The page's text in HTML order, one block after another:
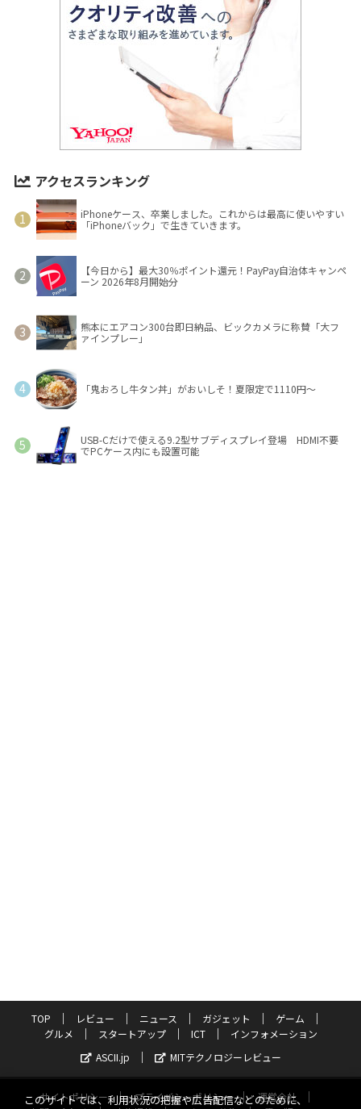
アクセスランキング
iPhoneケース、卒業しました。これからは最高に使いやすい
「iPhoneバック」で生きていきます。
【今日から】最大30％ポイント還元！PayPay自治体キャンペ
ーン 2026年8月開始分
熊本にエアコン300台即日納品、ビックカメラに称賛「大フ
ァインプレー」
「鬼おろし牛タン丼」がおいしそ！夏限定で1110円～
USB-Cだけで使える9.2型サブディスプレイ登場 HDMI不要
でPCケース内にも設置可能
TOP レビュー ニュース ガジェット
ゲーム
グルメ
スタートアップ ICT
インフォメーション
ASCII.jp
MITテクノロジーレビュー
サイトポリシー プライバシーポリシー
運営会社
このサイトでは、利用状況の把握や広告配信などのために、